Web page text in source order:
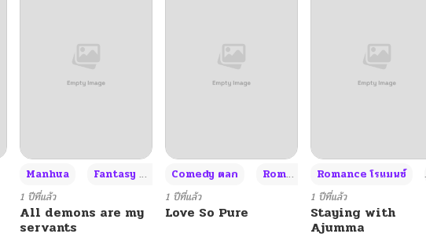
Manhua Fantasy แฟนตาซี +3
1 ปีที่แล้ว
All demons are my
servants
Comedy ตลก Romance โรแมนซ์ +4
1 ปีที่แล้ว
Love So Pure
Romance โรแมนซ์
1 ปีที่แล้ว
Staying with
Ajumma